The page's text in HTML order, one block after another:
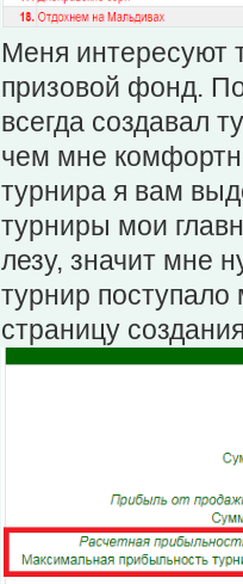
Меня интересуют
призовой фонд.
всегда создавал
чем мне
турнира я вам
турниры мои
лезу, значит мне
турнир поступало
страницу